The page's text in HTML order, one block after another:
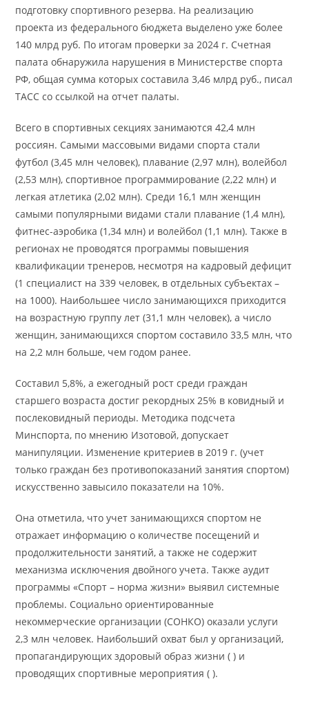
подготовку спортивного резерва. На реализацию
проекта из федерального бюджета выделено уже более
140 млрд руб. По итогам проверки за 2024 г. Счетная
палата обнаружила нарушения в Министерстве спорта
РФ, общая сумма которых составила 3,46 млрд руб., писал
ТАСС со ссылкой на отчет палаты.
Всего в спортивных секциях занимаются 42,4 млн
россиян. Самыми массовыми видами спорта стали
футбол (3,45 млн человек), плавание (2,97 млн), волейбол
(2,53 млн), спортивное программирование (2,22 млн) и
легкая атлетика (2,02 млн). Среди 16,1 млн женщин
самыми популярными видами стали плавание (1,4 млн),
фитнес-аэробика (1,34 млн) и волейбол (1,1 млн). Также в
регионах не проводятся программы повышения
квалификации тренеров, несмотря на кадровый дефицит
(1 специалист на 339 человек, в отдельных субъектах –
на 1000). Наибольшее число занимающихся приходится
на возрастную группу лет (31,1 млн человек), а число
женщин, занимающихся спортом составило 33,5 млн, что
на 2,2 млн больше, чем годом ранее.
Составил 5,8%, а ежегодный рост среди граждан
старшего возраста достиг рекордных 25% в ковидный и
послековидный периоды. Методика подсчета
Минспорта, по мнению Изотовой, допускает
манипуляции. Изменение критериев в 2019 г. (учет
только граждан без противопоказаний занятия спортом)
искусственно завысило показатели на 10%.
Она отметила, что учет занимающихся спортом не
отражает информацию о количестве посещений и
продолжительности занятий, а также не содержит
механизма исключения двойного учета. Также аудит
программы «Спорт – норма жизни» выявил системные
проблемы. Социально ориентированные
некоммерческие организации (СОНКО) оказали услуги
2,3 млн человек. Наибольший охват был у организаций,
пропагандирующих здоровый образ жизни ( ) и
проводящих спортивные мероприятия ( ).